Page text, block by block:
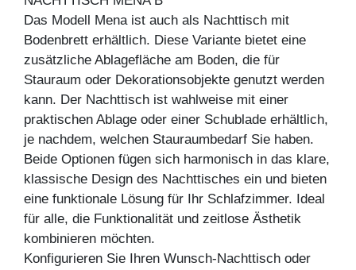
Das Modell Mena ist auch als Nachttisch mit
Bodenbrett erhältlich. Diese Variante bietet eine
zusätzliche Ablagefläche am Boden, die für
Stauraum oder Dekorationsobjekte genutzt werden
kann. Der Nachttisch ist wahlweise mit einer
praktischen Ablage oder einer Schublade erhältlich,
je nachdem, welchen Stauraumbedarf Sie haben.
Beide Optionen fügen sich harmonisch in das klare,
klassische Design des Nachttisches ein und bieten
eine funktionale Lösung für Ihr Schlafzimmer. Ideal
für alle, die Funktionalität und zeitlose Ästhetik
kombinieren möchten.
Konfigurieren Sie Ihren Wunsch-Nachttisch oder